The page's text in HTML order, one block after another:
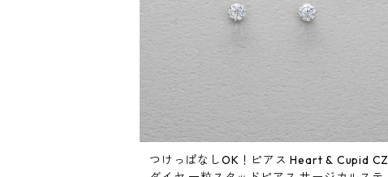
つけっぱなしOK！ピアス Heart & Cupid CZ